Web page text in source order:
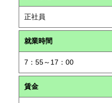
正社員
就業時間
7：55～17：00
賃金